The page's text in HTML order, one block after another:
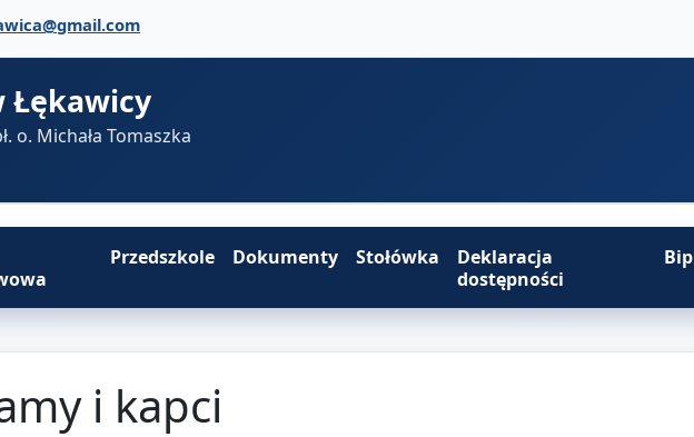
Łękawicy
o. Michała Tomaszka
Przedszkole Dokumenty Stołówka
Deklaracja
dostępności
Bip
i kapci